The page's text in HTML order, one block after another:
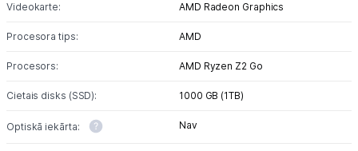
Videokarte: AMD Radeon Graphics
Procesora tips: AMD
Procesors: AMD Ryzen Z2 Go
Cietais disks (SSD): 1000 GB (1TB)
Optiskā iekārta: Nav